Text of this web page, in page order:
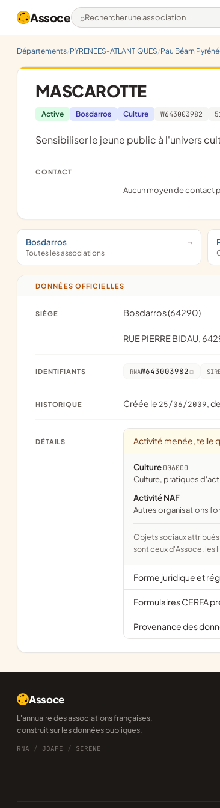
Assoce Rechercher une association
Départements PYRENEES-ATLANTIQUES Pau Béarn
MASCAROTTE
Active Bosdarros Culture W643003982
sensibiliser le jeune public à l'univers
CONTACT
Aucun moyen de contact
Bosdarros
Toutes les associations
DONNÉES OFFICIELLES
SIÈGE Bosdarros (64290)
RUE PIERRE BIDAU,
IDENTIFIANTS RNAW643003982
HISTORIQUE Créée le 25/06/2009,
DÉTAILS Activité menée, telle
Culture 006000
culture, pratiques
Activité NAF
Autres organisations
Objets sociaux attribués par l'administration d'après l'objet déclaré ; activité NAF attribuée par l'INSEE. Les noms courts
sont ceux d'Assoce, les
Forme juridique et
Formulaires CERFA
Provenance des
Assoce
L'annuaire des associations françaises,
construit sur les données publiques.
RNA / JOAFE / SIRENE